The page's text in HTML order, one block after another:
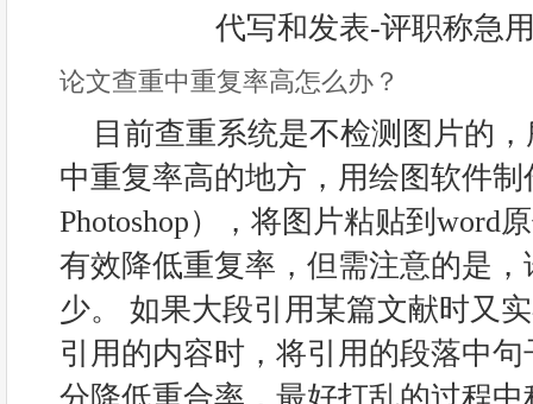
论文查重中重复率高怎么办？
目前查重系统是不检测图片的
中重复率高的地方，用绘图软件
Photoshop），将图片粘贴到word
有效降低重复率，但需注意的是
少。 如果大段引用某篇文献时又
引用的内容时，将引用的段落中